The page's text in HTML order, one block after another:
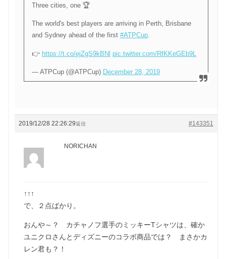
Three cities, one 🏆
The world's best players are arriving in Perth, Brisbane
and Sydney ahead of the first#ATPCup.
👉 https://t.co/ejZgS9kBNl pic.twitter.com/RfKKeGEb9L
— ATPCup (@ATPCup) December 28, 2019
2019/12/28 22:26:29 #143351
返信
NORICHAN
↑↑↑
で、２点ばかり。
おんや～？ カチャノフ選手のミッキーTシャツは、確か
ユニクロさんとディズニーのコラボ商品では？ まさかカ
レン君も？！